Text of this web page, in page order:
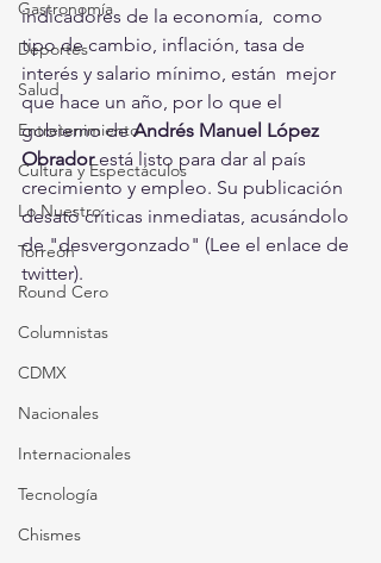
Gastronomía
Deportes
Salud
Entretenimiento
Cultura y Espectáculos
Lo Nuestro
Torreón
Round Cero
Columnistas
CDMX
Nacionales
Internacionales
Tecnología
Chismes
indicadores de la economía,  como
tipo de cambio, inflación, tasa de
interés y salario mínimo, están  mejor
que hace un año, por lo que el
gobierno de Andrés Manuel López
Obrador está listo para dar al país
crecimiento y empleo. Su publicación
desató críticas inmediatas, acusándolo
de "desvergonzado" (Lee el enlace de
twitter).